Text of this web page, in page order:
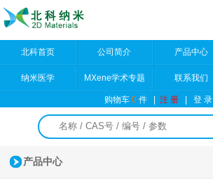
北科首页 公司简介 产品中心
纳米医学 MXene学术专题 联系我们
购物车0件 |注 册 |登 录
产品中心